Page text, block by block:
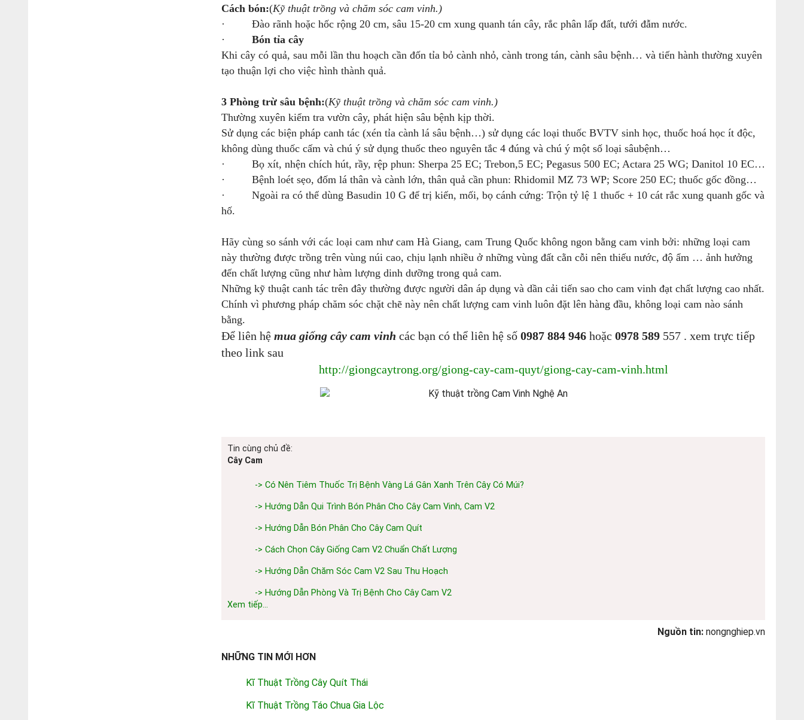
Cách bón:(Kỹ thuật trồng và chăm sóc cam vinh.)
· Đào rãnh hoặc hốc rộng 20 cm, sâu 15-20 cm xung quanh tán cây, rắc phân lấp đất, tưới đẫm nước.
· Bón tỉa cây
Khi cây có quả, sau mỗi lần thu hoạch cần đốn tỉa bỏ cành nhỏ, cành trong tán, cành sâu bệnh… và tiến hành thường xuyên
tạo thuận lợi cho việc hình thành quả.
3 Phòng trừ sâu bệnh:(Kỹ thuật trồng và chăm sóc cam vinh.)
Thường xuyên kiểm tra vườn cây, phát hiện sâu bệnh kịp thời.
Sử dụng các biện pháp canh tác (xén tỉa cành lá sâu bệnh…) sử dụng các loại thuốc BVTV sinh học, thuốc hoá học ít độc,
không dùng thuốc cấm và chú ý sử dụng thuốc theo nguyên tắc 4 đúng và chú ý một số loại sâubệnh…
· Bọ xít, nhện chích hút, rầy, rệp phun: Sherpa 25 EC; Trebon,5 EC; Pegasus 500 EC; Actara 25 WG; Danitol 10 EC…
· Bệnh loét sẹo, đốm lá thân và cành lớn, thân quả cần phun: Rhidomil MZ 73 WP; Score 250 EC; thuốc gốc đồng…
· Ngoài ra có thể dùng Basudin 10 G để trị kiến, mối, bọ cánh cứng: Trộn tỷ lệ 1 thuốc + 10 cát rắc xung quanh gốc và
hố.
Hãy cùng so sánh với các loại cam như cam Hà Giang, cam Trung Quốc không ngon bằng cam vinh bởi: những loại cam
này thường được trồng trên vùng núi cao, chịu lạnh nhiều ở những vùng đất cằn cỗi nên thiếu nước, độ ẩm … ảnh hưởng
đến chất lượng cũng như hàm lượng dinh dưỡng trong quả cam.
Những kỹ thuật canh tác trên đây thường được người dân áp dụng và dần cải tiến sao cho cam vinh đạt chất lượng cao nhất.
Chính vì phương pháp chăm sóc chặt chẽ này nên chất lượng cam vinh luôn đặt lên hàng đầu, không loại cam nào sánh
bằng.
Để liên hệ mua giống cây cam vinh các bạn có thể liên hệ số 0987 884 946 hoặc 0978 589 557 . xem trực tiếp
theo link sau
http://giongcaytrong.org/giong-cay-cam-quyt/giong-cay-cam-vinh.html
Tin cùng chủ đề:
Cây Cam
-> Có Nên Tiêm Thuốc Trị Bệnh Vàng Lá Gân Xanh Trên Cây Có Múi?
-> Hướng Dẫn Qui Trình Bón Phân Cho Cây Cam Vinh, Cam V2
-> Hướng Dẫn Bón Phân Cho Cây Cam Quít
-> Cách Chọn Cây Giống Cam V2 Chuẩn Chất Lượng
-> Hướng Dẫn Chăm Sóc Cam V2 Sau Thu Hoạch
-> Hướng Dẫn Phòng Và Trị Bệnh Cho Cây Cam V2
Xem tiếp...
Nguồn tin: nongnghiep.vn
NHỮNG TIN MỚI HƠN
Kĩ Thuật Trồng Cây Quít Thái
Kĩ Thuật Trồng Táo Chua Gia Lộc